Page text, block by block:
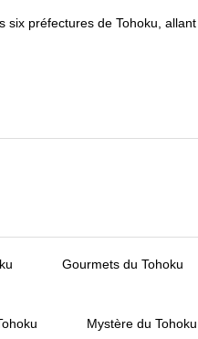
préfectures de Tohoku,
Gourmets du Tohoku
Mystère du Tohoku